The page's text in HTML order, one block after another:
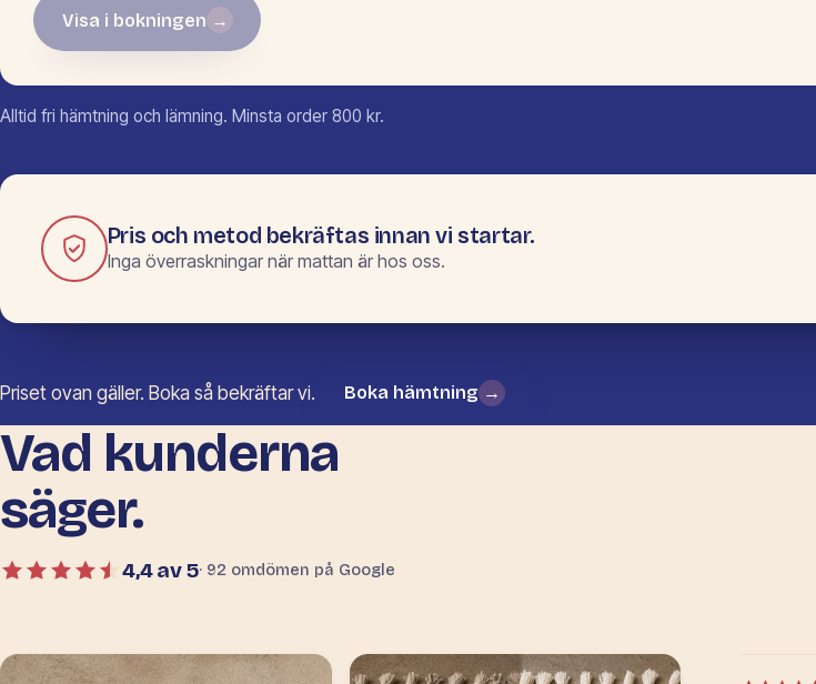
Visa i bokningen →
Alltid fri hämtning och lämning. Minsta order 800 kr.
Pris och metod bekräftas innan vi startar.
Inga överraskningar när mattan är hos oss.
Priset ovan gäller. Boka så bekräftar vi. Boka hämtning →
Vad kunderna
säger.
4,4 av 5· 92 omdömen på Google